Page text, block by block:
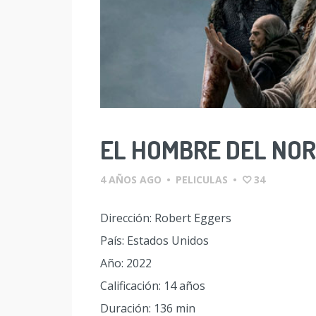
EL HOMBRE DEL
4 AÑOS AGO • PELICULAS • 34
Dirección: Robert Eggers
País: Estados Unidos
Año: 2022
Calificación: 14 años
Duración: 136 min